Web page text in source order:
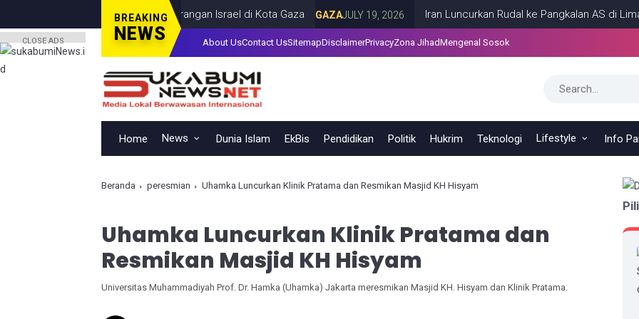
BREAKING
NEWS
Anak, Tewas dalam Serangan Israel di Kota Gaza GAZAJULY 19, 2026 Iran Luncurkan Rudal ke Pangkalan AS di Lima
About UsContact UsSitemapDisclaimerPrivacyZona JihadMengenal Sosok
Home News Dunia Islam EkBis Pendidikan Politik Hukrim Teknologi Lifestyle Info
Beranda peresmian Uhamka Luncurkan Klinik Pratama dan Resmikan Masjid KH Hisyam
Uhamka Luncurkan Klinik Pratama dan
Resmikan Masjid KH Hisyam
Universitas Muhammadiyah Prof. Dr. Hamka (Uhamka) Jakarta meresmikan Masjid KH. Hisyam dan Klinik Pratama.
CLOSE ADS